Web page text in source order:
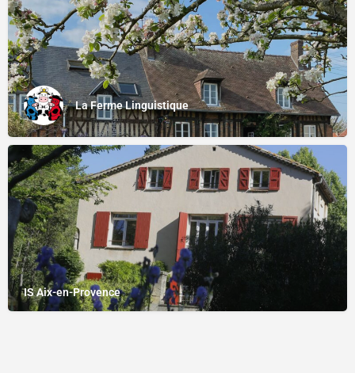
La Ferme Linguistique
IS Aix-en-Provence